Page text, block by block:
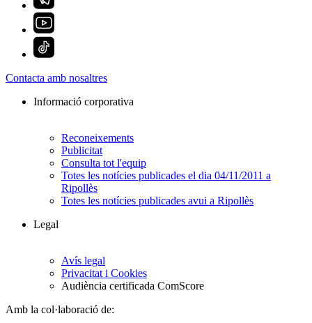
Contacta amb nosaltres
Informació corporativa
Reconeixements
Publicitat
Consulta tot l'equip
Totes les notícies publicades el dia 04/11/2011 a
Ripollès
Totes les notícies publicades avui a Ripollès
Legal
Avís legal
Privacitat i Cookies
Audiència certificada ComScore
Amb la col·laboració de: